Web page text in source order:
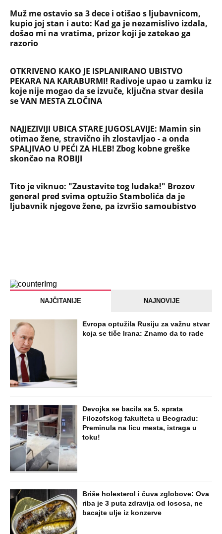
Muž me ostavio sa 3 dece i otišao s ljubavnicom,
kupio joj stan i auto: Kad ga je nezamislivo izdala,
došao mi na vratima, prizor koji je zatekao ga
razorio
OTKRIVENO KAKO JE ISPLANIRANO UBISTVO
PEKARA NA KARABURMI! Radivoje upao u zamku iz
koje nije mogao da se izvuče, ključna stvar desila
se VAN MESTA ZLOČINA
NAJJEZIVIJI UBICA STARE JUGOSLAVIJE: Mamin sin
otimao žene, stravično ih zlostavljao - a onda
SPALJIVAO U PEĆI ZA HLEB! Zbog kobne greške
skončao na ROBIJI
Tito je viknuo: "Zaustavite tog ludaka!" Brozov
general pred svima optužio Stambolića da je
ljubavnik njegove žene, pa izvršio samoubistvo
NAJČITANIJE NAJNOVIJE
Evropa optužila Rusiju za važnu stvar
koja se tiče Irana: Znamo da to rade
Devojka se bacila sa 5. sprata
Filozofskog fakulteta u Beogradu:
Preminula na licu mesta, istraga u
toku!
Briše holesterol i čuva zglobove: Ova
riba je 3 puta zdravija od lososa, ne
bacajte ulje iz konzerve